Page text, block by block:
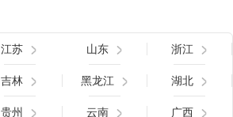
江苏 山东 浙江
吉林 黑龙江 湖北
贵州 云南 广西